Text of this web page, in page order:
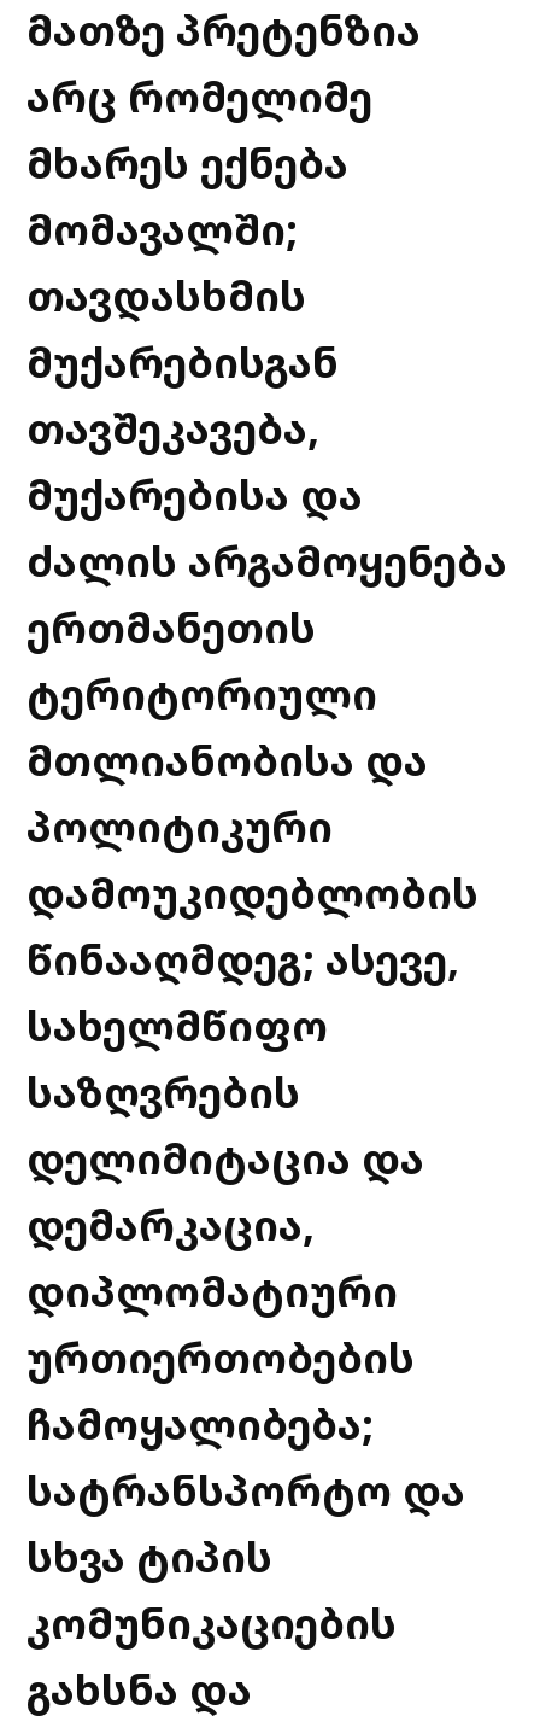
მათზე პრეტენზია
არც რომელიმე
მხარეს ექნება
მომავალში;
თავდასხმის
მუქარებისგან
თავშეკავება,
მუქარებისა და
ძალის არგამოყენება
ერთმანეთის
ტერიტორიული
მთლიანობისა და
პოლიტიკური
დამოუკიდებლობის
წინააღმდეგ; ასევე,
სახელმწიფო
საზღვრების
დელიმიტაცია და
დემარკაცია,
დიპლომატიური
ურთიერთობების
ჩამოყალიბება;
სატრანსპორტო და
სხვა ტიპის
კომუნიკაციების
გახსნა და